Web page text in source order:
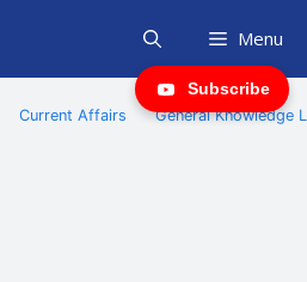
Menu
Current Affairs General Knowledge
Subscribe